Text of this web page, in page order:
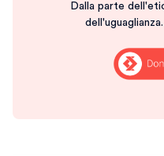
Dalla parte